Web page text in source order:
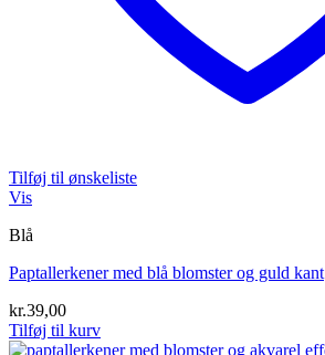
Tilføj til ønskeliste
Vis
Blå
Paptallerkener med blå blomster og guld kant
kr.39,00
Tilføj til kurv